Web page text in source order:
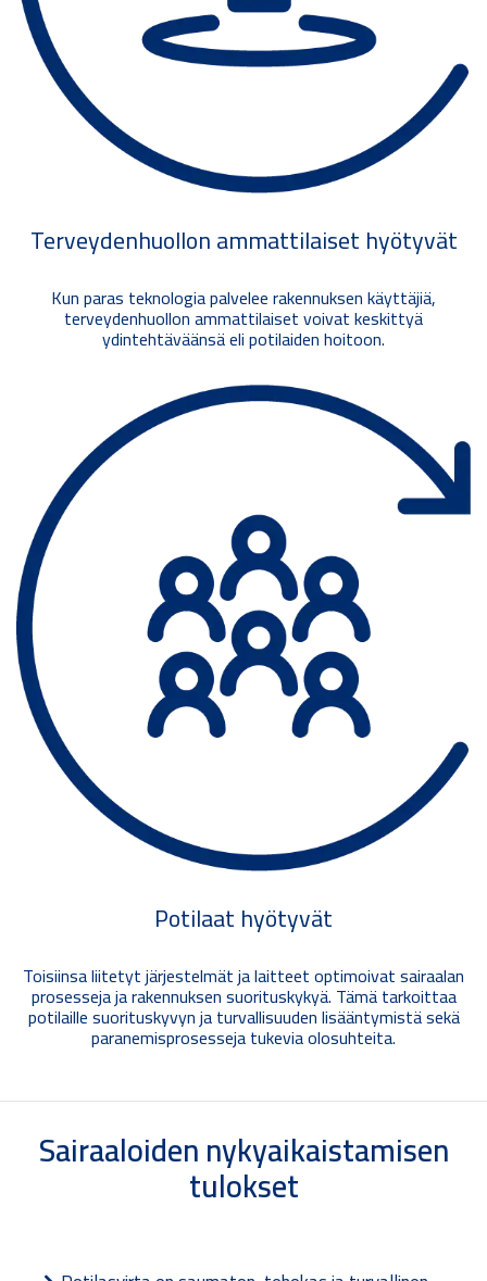
Terveydenhuollon ammattilaiset hyötyvät
Kun paras teknologia palvelee rakennuksen käyttäjiä,
terveydenhuollon ammattilaiset voivat keskittyä
ydintehtäväänsä eli potilaiden hoitoon.
Potilaat hyötyvät
Toisiinsa liitetyt järjestelmät ja laitteet optimoivat sairaalan
prosesseja ja rakennuksen suorituskykyä. Tämä tarkoittaa
potilaille suorituskyvyn ja turvallisuuden lisääntymistä sekä
paranemisprosesseja tukevia olosuhteita.
Sairaaloiden nykyaikaistamisen
tulokset